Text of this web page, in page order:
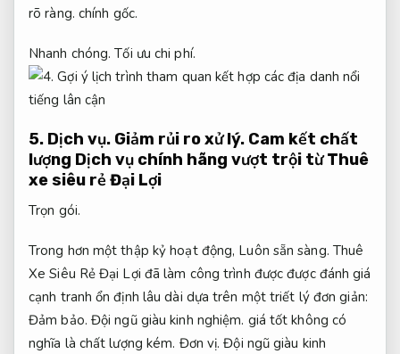
rõ ràng. chính gốc.
Nhanh chóng. Tối ưu chi phí.
5. Dịch vụ. Giảm rủi ro xử lý. Cam kết chất
lượng Dịch vụ chính hãng vượt trội từ Thuê
xe siêu rẻ Đại Lợi
Trọn gói.
Trong hơn một thập kỷ hoạt động, Luôn sẵn sàng. Thuê
Xe Siêu Rẻ Đại Lợi đã làm công trình được được đánh giá
cạnh tranh ổn định lâu dài dựa trên một triết lý đơn giản:
Đảm bảo. Đội ngũ giàu kinh nghiệm. giá tốt không có
nghĩa là chất lượng kém. Đơn vị. Đội ngũ giàu kinh